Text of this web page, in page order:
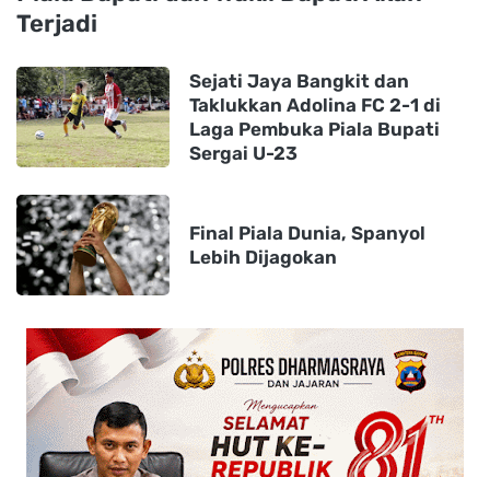
Terjadi
Sejati Jaya Bangkit dan
Taklukkan Adolina FC 2-1 di
Laga Pembuka Piala Bupati
Sergai U-23
Final Piala Dunia, Spanyol
Lebih Dijagokan